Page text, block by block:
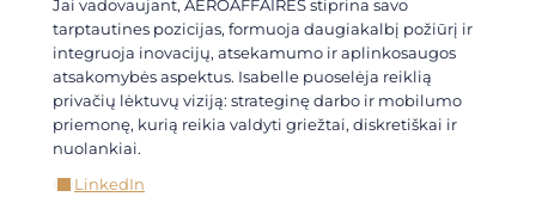
Jai vadovaujant, AEROAFFAIRES stiprina savo
tarptautines pozicijas, formuoja daugiakalbį požiūrį ir
integruoja inovacijų, atsekamumo ir aplinkosaugos
atsakomybės aspektus. Isabelle puoselėja reiklią
privačių lėktuvų viziją: strateginę darbo ir mobilumo
priemonę, kurią reikia valdyti griežtai, diskretiškai ir
nuolankiai.
LinkedIn